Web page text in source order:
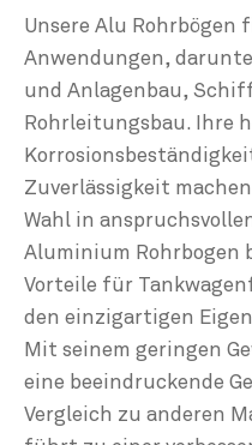
Unsere Alu
Anwendungen,
und Anlagenbau,
Rohrleitungsbau. Ihre
Zuverlässigkeit
Wahl in
Aluminium Rohrbogen
Vorteile für
den einzigartigen
Mit seinem geringen
eine beeindruckende
Vergleich zu anderen